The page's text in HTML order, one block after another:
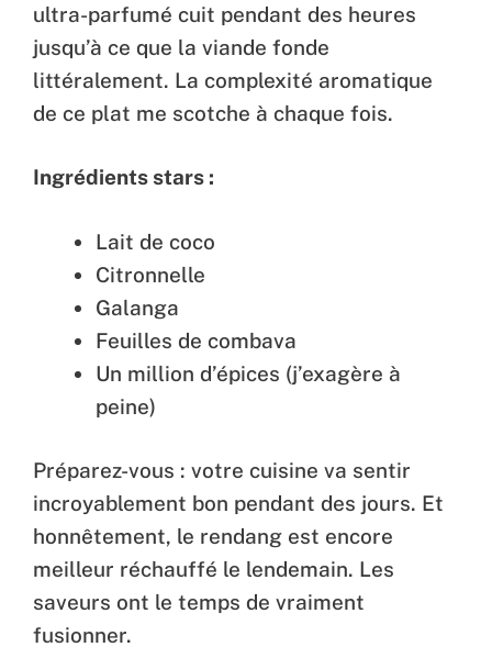
ultra-parfumé cuit pendant des heures
jusqu’à ce que la viande fonde
littéralement. La complexité aromatique
de ce plat me scotche à chaque fois.
Ingrédients stars :
Lait de coco
Citronnelle
Galanga
Feuilles de combava
Un million d’épices (j’exagère à
peine)
Préparez-vous : votre cuisine va sentir
incroyablement bon pendant des jours. Et
honnêtement, le rendang est encore
meilleur réchauffé le lendemain. Les
saveurs ont le temps de vraiment
fusionner.